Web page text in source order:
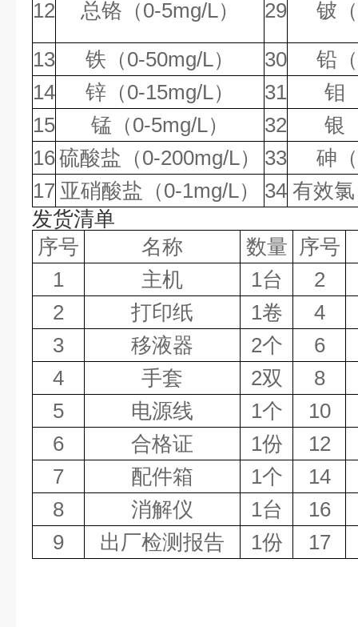
12 总铬（0-5mg/L） 29 铍（
13 铁（0-50mg/L） 30 铅（
14
锌（0-15mg/L） 31
钼
15
锰（0-5mg/L） 32
银
16硫酸盐（0-200mg/L） 33 砷（
17 亚硝酸盐（0-1mg/L） 34 有效
发货清单
序号
名称 数量 序号
1
主机 1台
2
2
打印纸 1卷
4
3
移液器 2个
6
4
手套 2双
8
5
电源线 1个
10
6
合格证 1份
12
7
配件箱 1个
14
8
消解仪 1台
16
9
出厂检测报告 1份 17